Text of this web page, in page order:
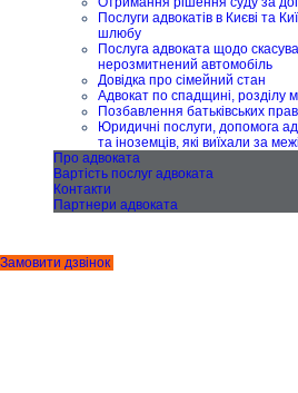
Замовити дзвінок
Послуги адвокатів в Києві та
шлюбу
Послуга адвоката щодо
нерозмитнений автомобіль
Довідка про сімейний стан
Адвокат по спадщині, розділу
Позбавлення батьківських
Юридичні послуги, допомога
та іноземців, які виїхали за
Про адвоката
Вартість послуг адвоката
Контакти
Партнери адвоката